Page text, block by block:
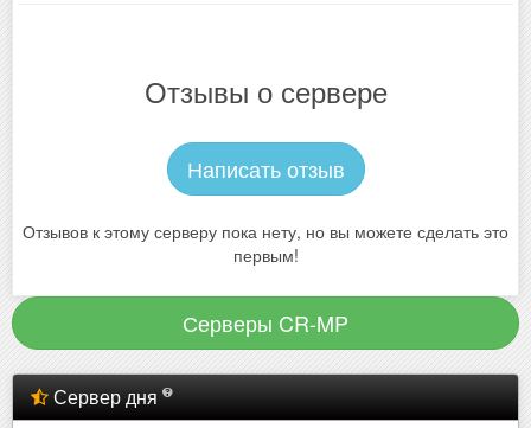
Отзывы о сервере
Написать отзыв
Отзывов к этому серверу пока нету, но вы можете сделать это
первым!
Серверы CR-MP
Сервер дня